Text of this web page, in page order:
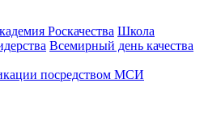
Роскачества Школа
Всемирный день качества
посредством МСИ